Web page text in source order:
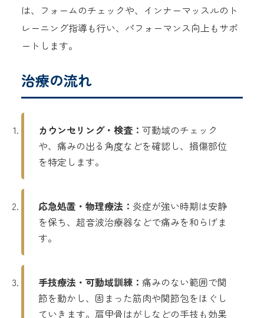
は、フォームのチェックや、インナーマッスルのト
レーニング指導も行い、パフォーマンス向上もサポ
ートします。
治療の流れ
カウンセリング・検査： 可動域のチェック
や、痛みの出る角度などを確認し、損傷部位
を特定します。
応急処置・物理療法： 炎症が強い時期は安静
を保ち、超音波治療器などで痛みを和らげま
す。
手技療法・可動域訓練： 痛みのない範囲で関
節を動かし、固まった筋肉や関節包をほぐし
ていきます。肩甲骨はがしなどの手技も効果